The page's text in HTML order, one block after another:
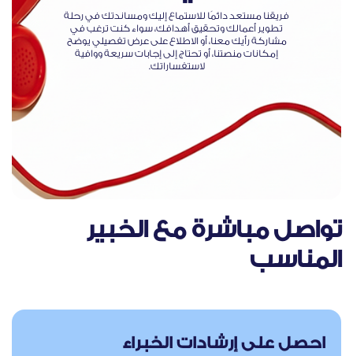
فريقنا مستعد دائمًا للاستماع إليك ومساندتك في رحلة
تطوير أعمالك وتحقيق أهدافك، سواء كنت ترغب في
مشاركة رأيك معنا، أو الاطلاع على عرض تفصيلي يوضح
إمكانات منصتنا، أو تحتاج إلى إجابات سريعة ووافية
لاستفساراتك.
تواصل مباشرة مع الخبير
المناسب
احصل على إرشادات الخبراء